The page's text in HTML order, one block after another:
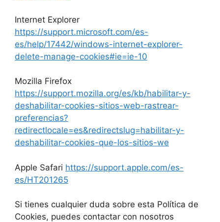
Internet Explorer
https://support.microsoft.com/es-
es/help/17442/windows-internet-explorer-
delete-manage-cookies#ie=ie-10
Mozilla Firefox
https://support.mozilla.org/es/kb/habilitar-y-
deshabilitar-cookies-sitios-web-rastrear-
preferencias?
redirectlocale=es&redirectslug=habilitar-y-
deshabilitar-cookies-que-los-sitios-we
Apple Safari https://support.apple.com/es-
es/HT201265
Si tienes cualquier duda sobre esta Política de
Cookies, puedes contactar con nosotros